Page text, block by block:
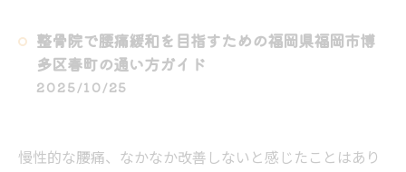
整骨院で腰痛緩和を目指すための福岡県福岡市博
多区春町の通い方ガイド
2025/10/25
慢性的な腰痛、なかなか改善しないと感じたことはあり